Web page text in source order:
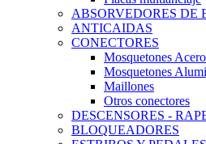
ABSORVEDORES DE
ANTICAIDAS
CONECTORES
Mosquetones Acero
Mosquetones
Maillones
Otros conectores
DESCENSORES -
BLOQUEADORES